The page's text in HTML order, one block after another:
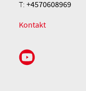
T:+4570608969
Kontakt